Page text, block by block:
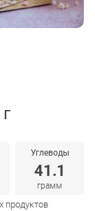
Углеводы
41.1
грамм
продуктов